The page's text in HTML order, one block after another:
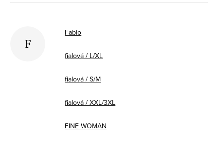
F
Fabio
fialová / L/XL
fialová / S/M
fialová / XXL/3XL
FINE WOMAN